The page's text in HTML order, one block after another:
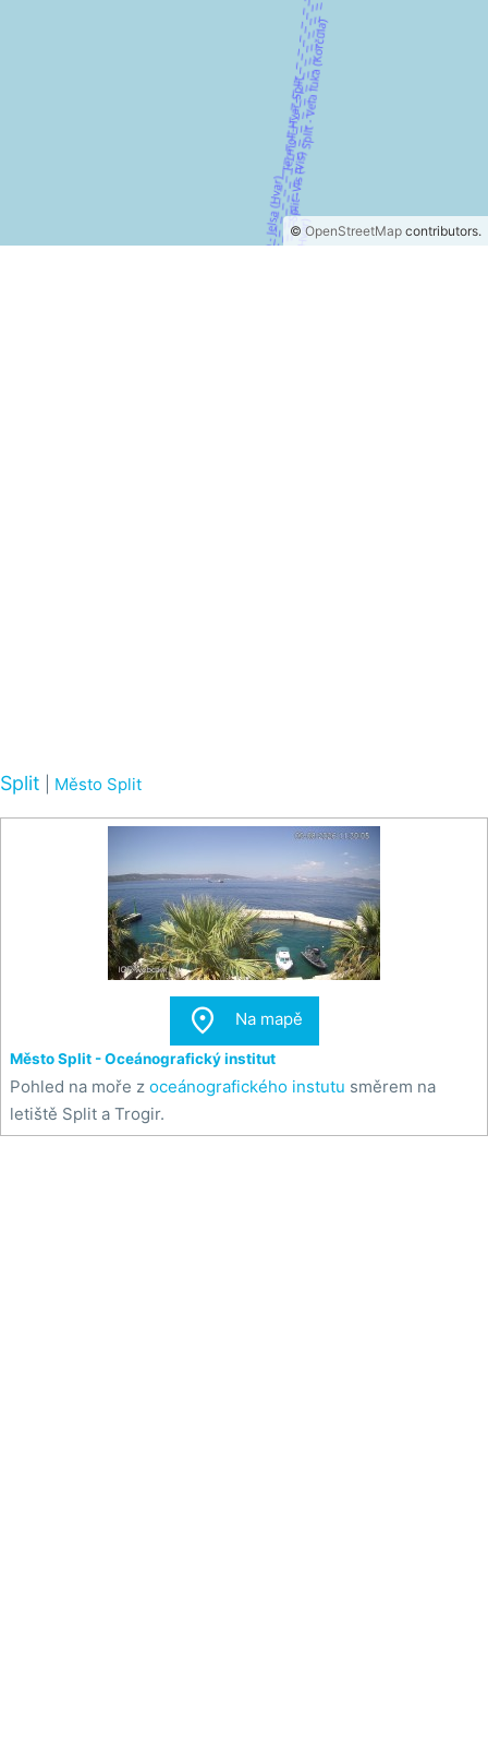
© OpenStreetMap contributors.
Split Město Split
 Na mapě
Město Split - Oceánografický institut
Pohled na moře z oceánografického instutu směrem na
letiště Split a Trogir.